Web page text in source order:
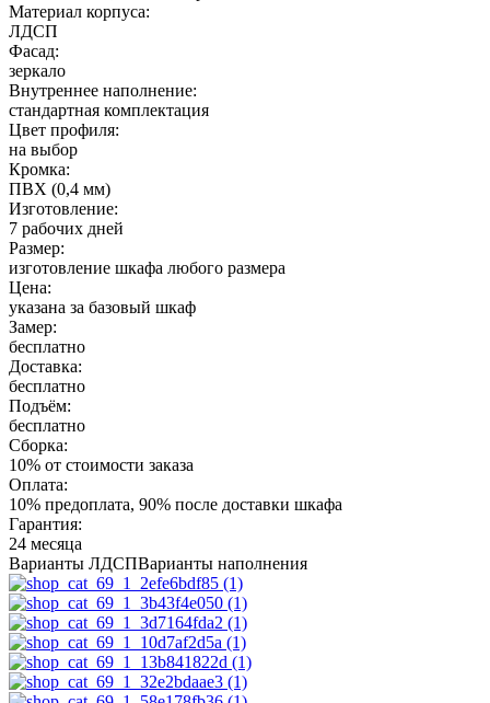
Материал корпуса:
ЛДСП
Фасад:
зеркало
Внутреннее наполнение:
стандартная комплектация
Цвет профиля:
на выбор
Кромка:
ПВХ (0,4 мм)
Изготовление:
7 рабочих дней
Размер:
изготовление шкафа любого размера
Цена:
указана за базовый шкаф
Замер:
бесплатно
Доставка:
бесплатно
Подъём:
бесплатно
Сборка:
10% от стоимости заказа
Оплата:
10% предоплата, 90% после доставки шкафа
Гарантия:
24 месяца
Варианты ЛДСПВарианты наполнения